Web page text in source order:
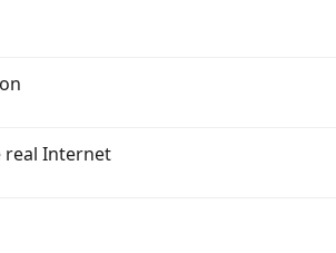
real Internet